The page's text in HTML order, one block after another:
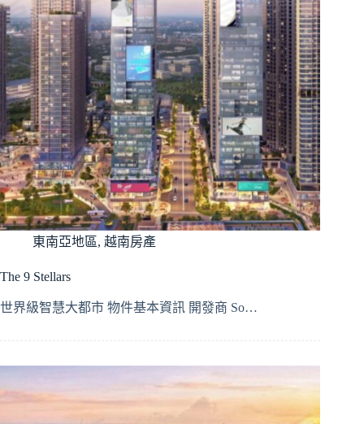
東南亞地區, 越南房產
The 9 Stellars
世界級智慧大都市 物件基本資訊 開發商 So…